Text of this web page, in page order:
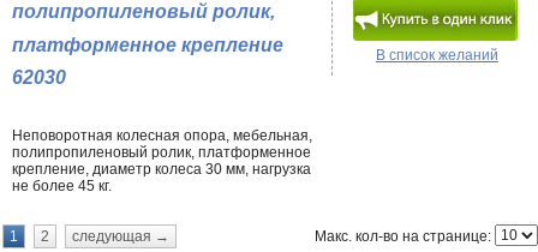
В список желаний
полипропиленовый ролик,
платформенное крепление
62030
Неповоротная колесная опора, мебельная,
полипропиленовый ролик, платформенное
крепление, диаметр колеса 30 мм, нагрузка
не более 45 кг.
Макс. кол-во на странице:
1 2 следующая →